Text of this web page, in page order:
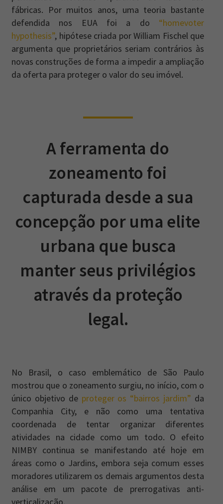
fábricas. Por muitos anos, uma teoria bastante
defendida nos EUA foi a do “homevoter
hypothesis”, hipótese criada por William Fischel que
argumenta que proprietários seriam contrários às
novas construções de forma a impedir a ampliação
da oferta para proteger o valor do seu imóvel.
A ferramenta do
zoneamento foi
capturada desde a sua
concepção por uma elite
urbana que busca
manter seus privilégios
através da proteção
legal.
No Brasil, o caso emblemático de São Paulo
mostrou que o zoneamento surgiu, no início, com o
único objetivo de proteger os “bairros jardim” da
Companhia City, e não como uma tentativa
coordenada de tentar organizar diferentes
atividades na cidade como um todo. O efeito
NIMBY continua se manifestando até hoje em
áreas como o Jardins, embora seja comum esses
moradores utilizarem os demais argumentos desta
análise em um pacote de prerrogativas anti-